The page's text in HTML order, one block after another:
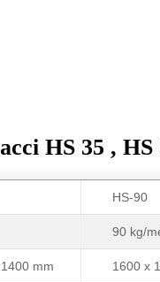
HS 35 , HS
HS-90
90 kg/
mm 1600 x